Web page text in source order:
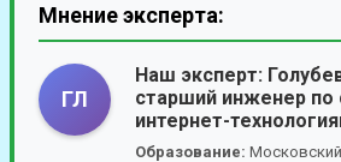
Мнение эксперта:
ГЛ
Наш эксперт:
старший инженер по
интернет-
Образование: Московский